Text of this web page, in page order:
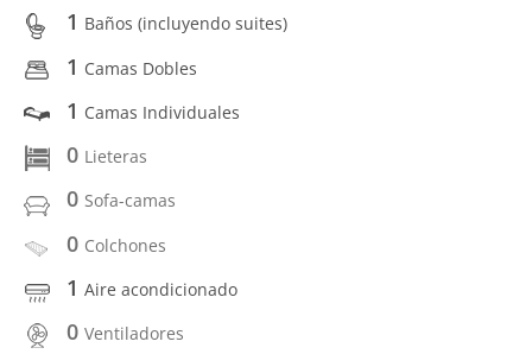
1 Baños (incluyendo suites)
1 Camas Dobles
1 Camas Individuales
0 Lieteras
0 Sofa-camas
0 Colchones
1 Aire acondicionado
0 Ventiladores